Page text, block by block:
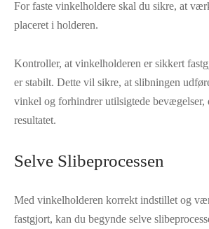
For faste vinkelholdere skal du sikre, at
placeret i holderen.
Kontroller, at vinkelholderen er sikkert
er stabilt. Dette vil sikre, at slibningen
vinkel og forhindrer utilsigtede bevægelser,
resultatet.
Selve Slibeprocessen
Med vinkelholderen korrekt indstillet og
fastgjort, kan du begynde selve